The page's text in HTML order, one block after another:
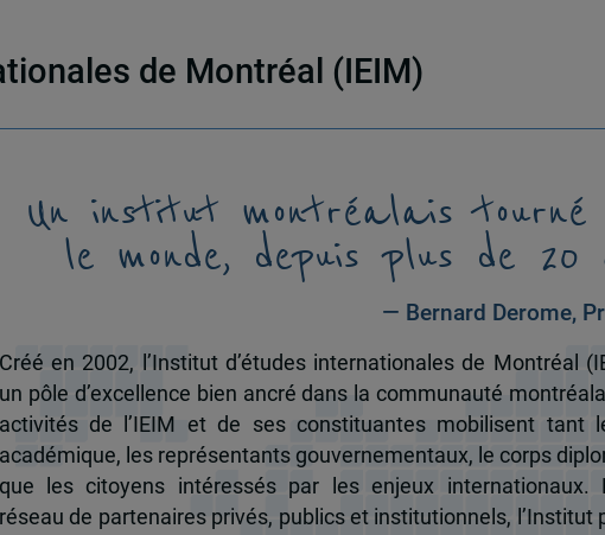
de Montréal (IEIM)
Un institut montréalais tourné
le monde, depuis plus de 20
— Bernard Derome,
Créé en 2002, l’Institut d’études internationales de Montréal
un pôle d’excellence bien ancré dans la communauté
activités de l’IEIM et de ses constituantes mobilisent tant
académique, les représentants gouvernementaux, le corps
que les citoyens intéressés par les enjeux internationaux.
réseau de partenaires privés, publics et institutionnels, l’Institut